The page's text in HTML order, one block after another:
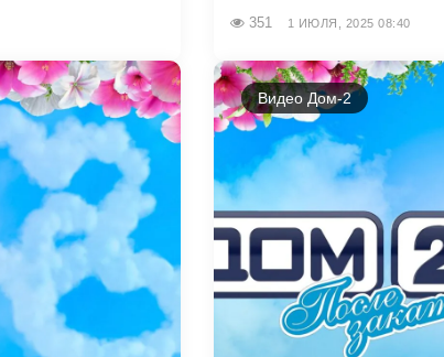
351 1 ИЮЛЯ, 2025 08:40
Видео Дом-2